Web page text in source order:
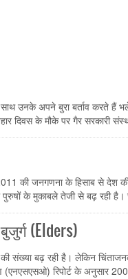
उनके अपने बुरा बर्ताव करते हैं
दिवस के मौके पर गैर सरकारी
की जनगणना के हिसाब से देश
के मुकाबले तेजी से बढ़ रही
(Elders)
बढ़ रही है। लेकिन
(एनएसएसओ) रिपोर्ट के अनुसार